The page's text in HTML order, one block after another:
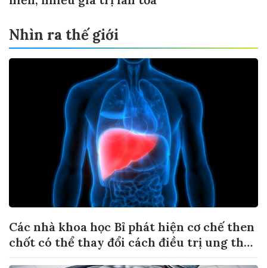
Nhìn ra thế giới
Các nhà khoa học Bỉ phát hiện cơ chế then
chốt có thể thay đổi cách điều trị ung thư